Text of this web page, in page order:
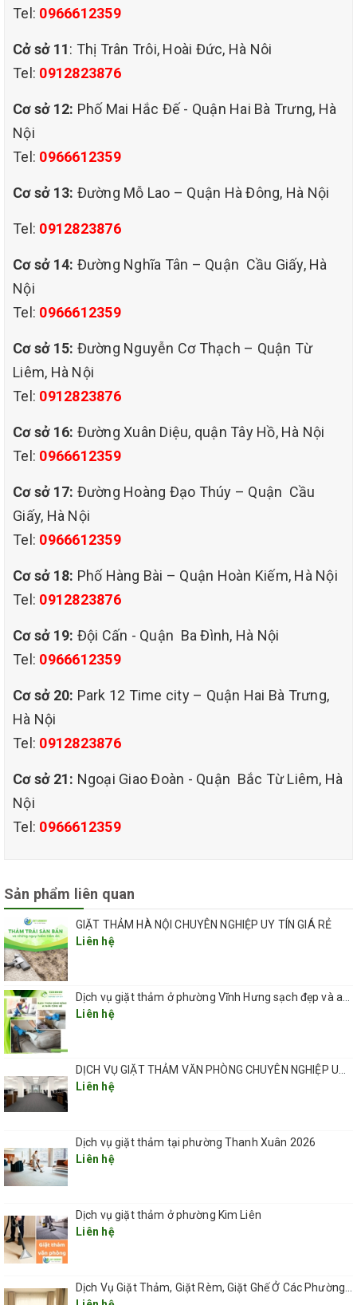
Xem báo giá chi tiết ---->
thảm tốt nhất!
Tel: 0966612359
Cở sở 11: Thị Trân Trôi, Hoài Đức, Hà Nôi
Tel: 0912823876
Cơ sở 12: Phố Mai Hắc Đế - Quận Hai Bà Trưng, Hà
Nội
Tel: 0966612359
Cơ sở 13: Đường Mỗ Lao – Quận Hà Đông, Hà Nội
Tel: 0912823876
Cơ sở 14: Đường Nghĩa Tân – Quận Cầu Giấy, Hà
Nội
Tel: 0966612359
Cơ sở 15: Đường Nguyễn Cơ Thạch – Quận Từ
Liêm, Hà Nội
Tel: 0912823876
Cơ sở 16: Đường Xuân Diệu, quận Tây Hồ, Hà Nội
Tel: 0966612359
Cơ sở 17: Đường Hoàng Đạo Thúy – Quận Cầu
Giấy, Hà Nội
Tel: 0966612359
Cơ sở 18: Phố Hàng Bài – Quận Hoàn Kiếm, Hà Nội
Tel: 0912823876
Cơ sở 19: Đội Cấn - Quận Ba Đình, Hà Nội
Tel: 0966612359
Cơ sở 20: Park 12 Time city – Quận Hai Bà Trưng,
Hà Nội
Tel: 0912823876
Cơ sở 21: Ngoại Giao Đoàn - Quận Bắc Từ Liêm, Hà
Nội
Tel: 0966612359
Sản phẩm liên quan
GIẶT THẢM HÀ NỘI CHUYÊN NGHIỆP UY TÍN GIÁ RẺ
Liên hệ
Liên hệ
Liên hệ
Dịch vụ giặt thảm tại phường Thanh Xuân 2026
Liên hệ
Dịch vụ giặt thảm ở phường Kim Liên
Liên hệ